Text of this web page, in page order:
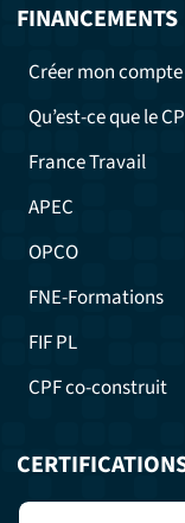
FINANCEMENTS
Créer mon compte
Qu’est-ce que le
France Travail
APEC
OPCO
FNE-Formations
FIF PL
CPF co-construit